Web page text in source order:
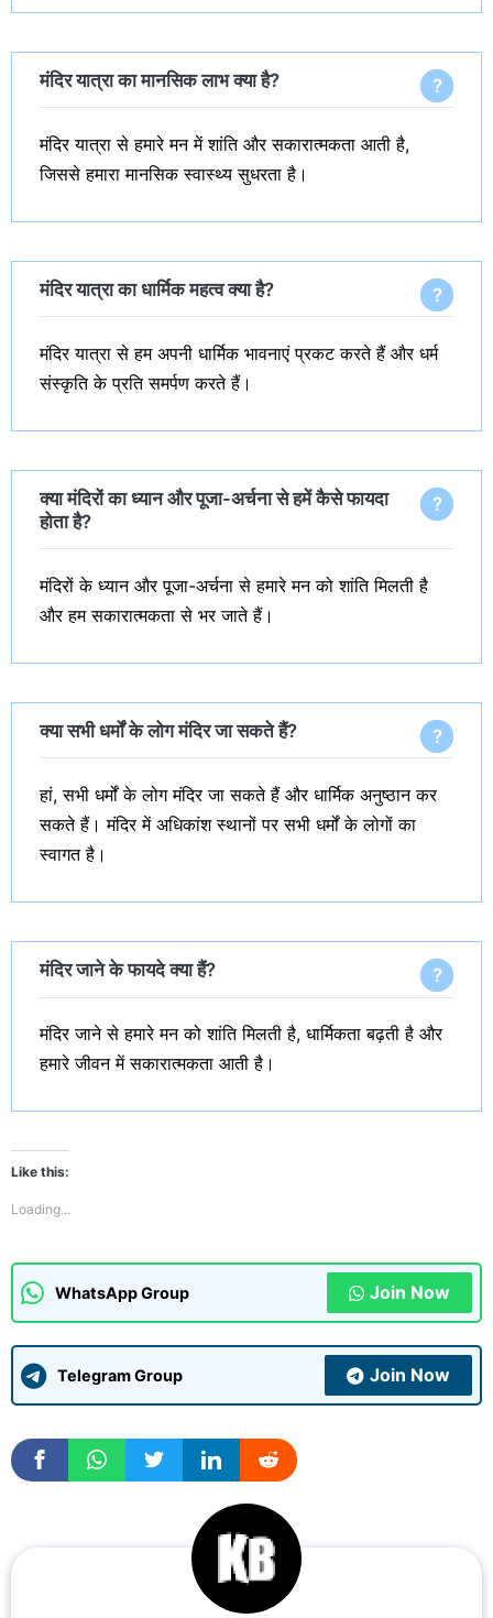
मंदिर यात्रा का मानसिक लाभ क्या है?
मंदिर यात्रा से हमारे मन में शांति और सकारात्मकता आती है,
जिससे हमारा मानसिक स्वास्थ्य सुधरता है।
मंदिर यात्रा का धार्मिक महत्व क्या है?
मंदिर यात्रा से हम अपनी धार्मिक भावनाएं प्रकट करते हैं और धर्म
संस्कृति के प्रति समर्पण करते हैं।
क्या मंदिरों का ध्यान और पूजा-अर्चना से हमें कैसे फायदा
होता है?
मंदिरों के ध्यान और पूजा-अर्चना से हमारे मन को शांति मिलती है
और हम सकारात्मकता से भर जाते हैं।
क्या सभी धर्मों के लोग मंदिर जा सकते हैं?
हां, सभी धर्मों के लोग मंदिर जा सकते हैं और धार्मिक अनुष्ठान कर
सकते हैं। मंदिर में अधिकांश स्थानों पर सभी धर्मों के लोगों का
स्वागत है।
मंदिर जाने के फायदे क्या हैं?
मंदिर जाने से हमारे मन को शांति मिलती है, धार्मिकता बढ़ती है और
हमारे जीवन में सकारात्मकता आती है।
Like this:
Loading...
WhatsApp Group Join Now
Telegram Group Join Now